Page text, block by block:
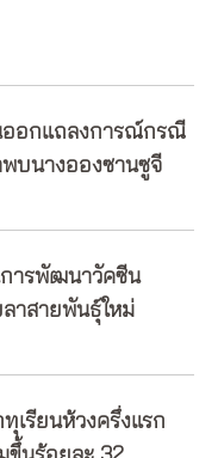
ออกแถลงการณ์กรณี
พบนางอองซานซูจี
การพัฒนาวัคซีน
าสายพันธุ์ใหม่
เรียนห้วงครึ่งแรก